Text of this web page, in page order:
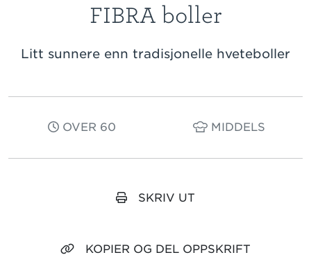
FIBRA boller
Litt sunnere enn tradisjonelle hveteboller
OVER 60 MIDDELS
SKRIV UT
KOPIER OG DEL OPPSKRIFT